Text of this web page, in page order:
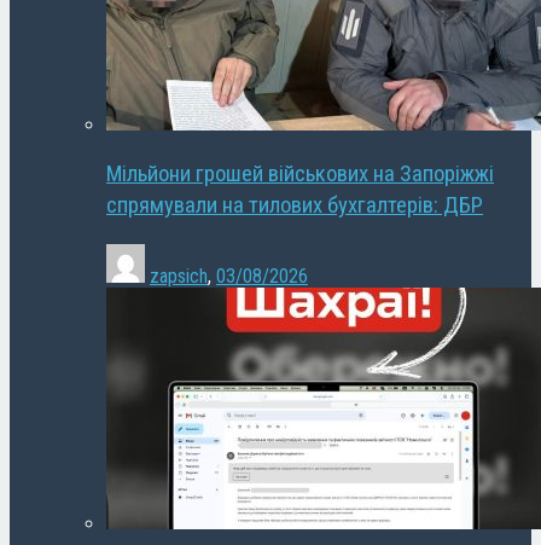
Мільйони грошей військових на Запоріжжі
спрямували на тилових бухгалтерів: ДБР
zapsich, 03/08/2026